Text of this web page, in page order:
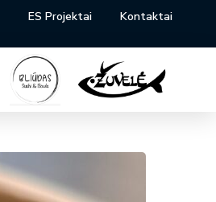
ES Projektai Kontaktai